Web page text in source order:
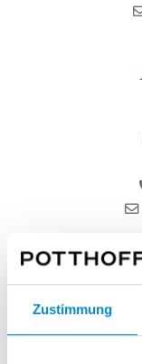
Zustimmung